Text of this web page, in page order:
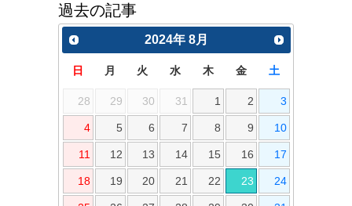
過去の記事
2024年 8月
日 月 火 水 木 金 土
28 29 30 31 1 2 3
4 5 6 7 8 9 10
11 12 13 14 15 16 17
18 19 20 21 22 23 24